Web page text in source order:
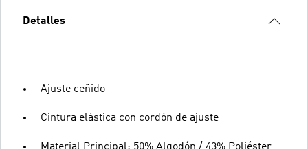
Detalles
Ajuste ceñido
Cintura elástica con cordón de ajuste